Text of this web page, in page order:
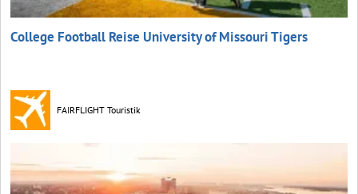
College Football Reise University of Missouri Tigers
FAIRFLIGHT Touristik